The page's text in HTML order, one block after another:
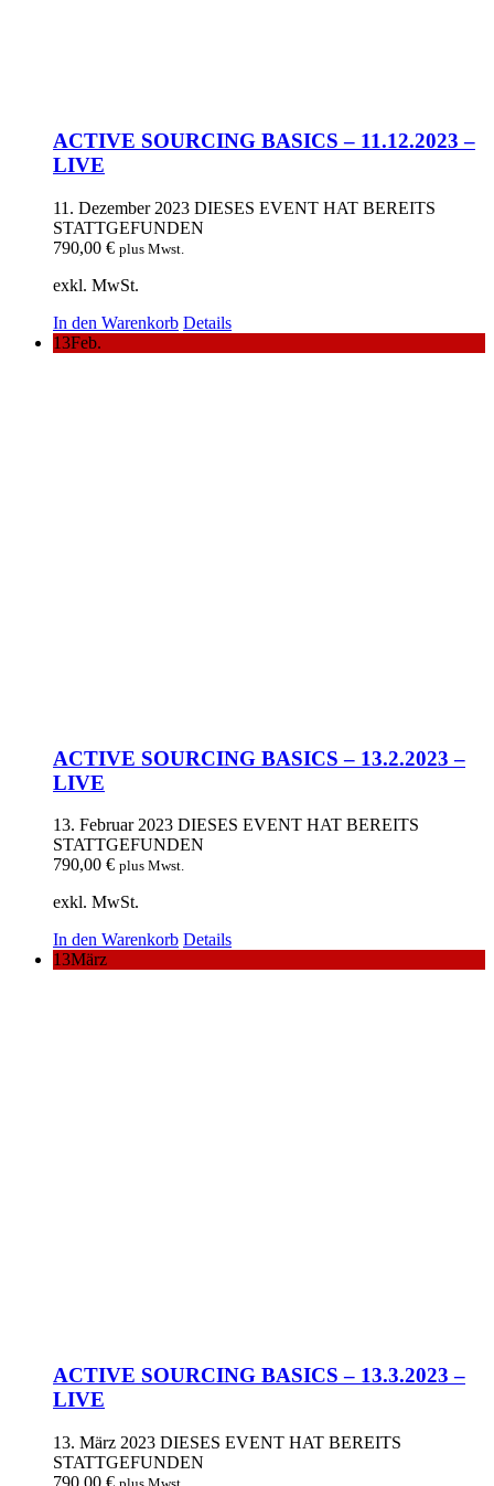
ACTIVE SOURCING BASICS – 11.12.2023 –
LIVE
11. Dezember 2023 DIESES EVENT HAT BEREITS
STATTGEFUNDEN
790,00 € plus Mwst.
exkl. MwSt.
In den Warenkorb Details
13Feb.
ACTIVE SOURCING BASICS – 13.2.2023 –
LIVE
13. Februar 2023 DIESES EVENT HAT BEREITS
STATTGEFUNDEN
790,00 € plus Mwst.
exkl. MwSt.
In den Warenkorb Details
13März
ACTIVE SOURCING BASICS – 13.3.2023 –
LIVE
13. März 2023 DIESES EVENT HAT BEREITS
STATTGEFUNDEN
790,00 €